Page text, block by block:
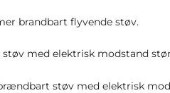
brandbart flyvende støv.
med elektrisk modstand
støv med elektrisk